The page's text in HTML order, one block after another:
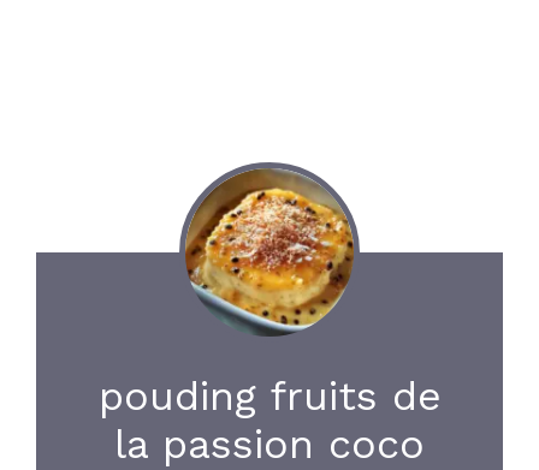
pouding fruits de
la passion coco